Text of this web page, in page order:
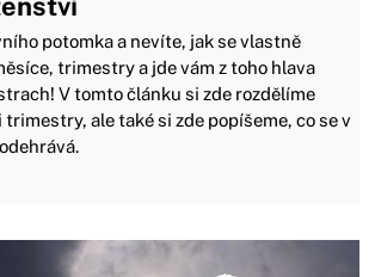
potomka a nevíte, jak se vlastně
trimestry a jde vám z toho hlava
V tomto článku si zde rozdělíme
ale také si zde popíšeme, co se v